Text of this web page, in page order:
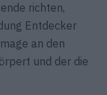
richten,
Entdecker
an den
und der die